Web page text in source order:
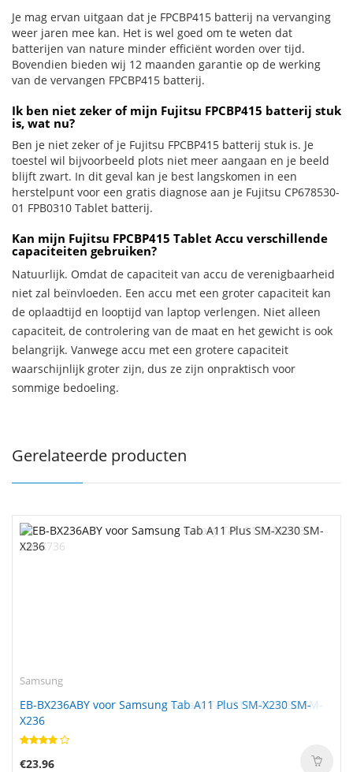
Je mag ervan uitgaan dat je FPCBP415 batterij na vervanging
weer jaren mee kan. Het is wel goed om te weten dat
batterijen van nature minder efficiënt worden over tijd.
Bovendien bieden wij 12 maanden garantie op de werking
van de vervangen FPCBP415 batterij.
Ik ben niet zeker of mijn Fujitsu FPCBP415 batterij stuk
is, wat nu?
Ben je niet zeker of je Fujitsu FPCBP415 batterij stuk is. Je
toestel wil bijvoorbeeld plots niet meer aangaan en je beeld
blijft zwart. In dit geval kan je best langskomen in een
herstelpunt voor een gratis diagnose aan je Fujitsu CP678530-
01 FPB0310 Tablet batterij.
Kan mijn Fujitsu FPCBP415 Tablet Accu verschillende
capaciteiten gebruiken?
Natuurlijk. Omdat de capaciteit van accu de verenigbaarheid
niet zal beïnvloeden. Een accu met een groter capaciteit kan
de oplaadtijd en looptijd van laptop verlengen. Niet alleen
capaciteit, de controlering van de maat en het gewicht is ook
belangrijk. Vanwege accu met een grotere capaciteit
waarschijnlijk groter zijn, dus ze zijn onpraktisch voor
sommige bedoeling.
Gerelateerde producten
Samsung
EB-BX236ABY voor Samsung Tab A11 Plus SM-X230 SM-
X236
€23.96